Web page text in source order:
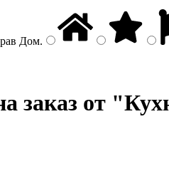
Дом.
заказ от